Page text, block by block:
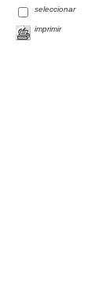
seleccionar
imprimir